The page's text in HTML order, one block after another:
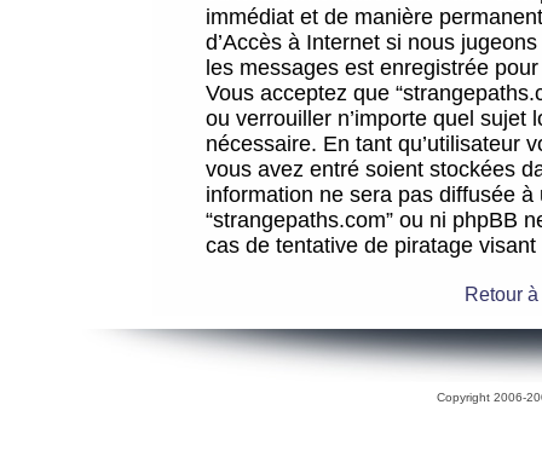
immédiat et de manière
d’Accès à Internet si nous
les messages est enregistrée
Vous acceptez que
ou verrouiller n’importe quel sujet
nécessaire. En tant qu’utilisateur
vous avez entré soient stockées
information ne sera pas diffusée
“strangepaths.com” ou ni phpBB
cas de tentative de piratage
Retour
Copyright 2006-